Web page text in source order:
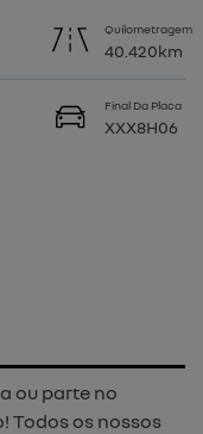
Quilometragem
40.420km
Final Da Placa
XXX8H06
ou parte no
Todos os nossos